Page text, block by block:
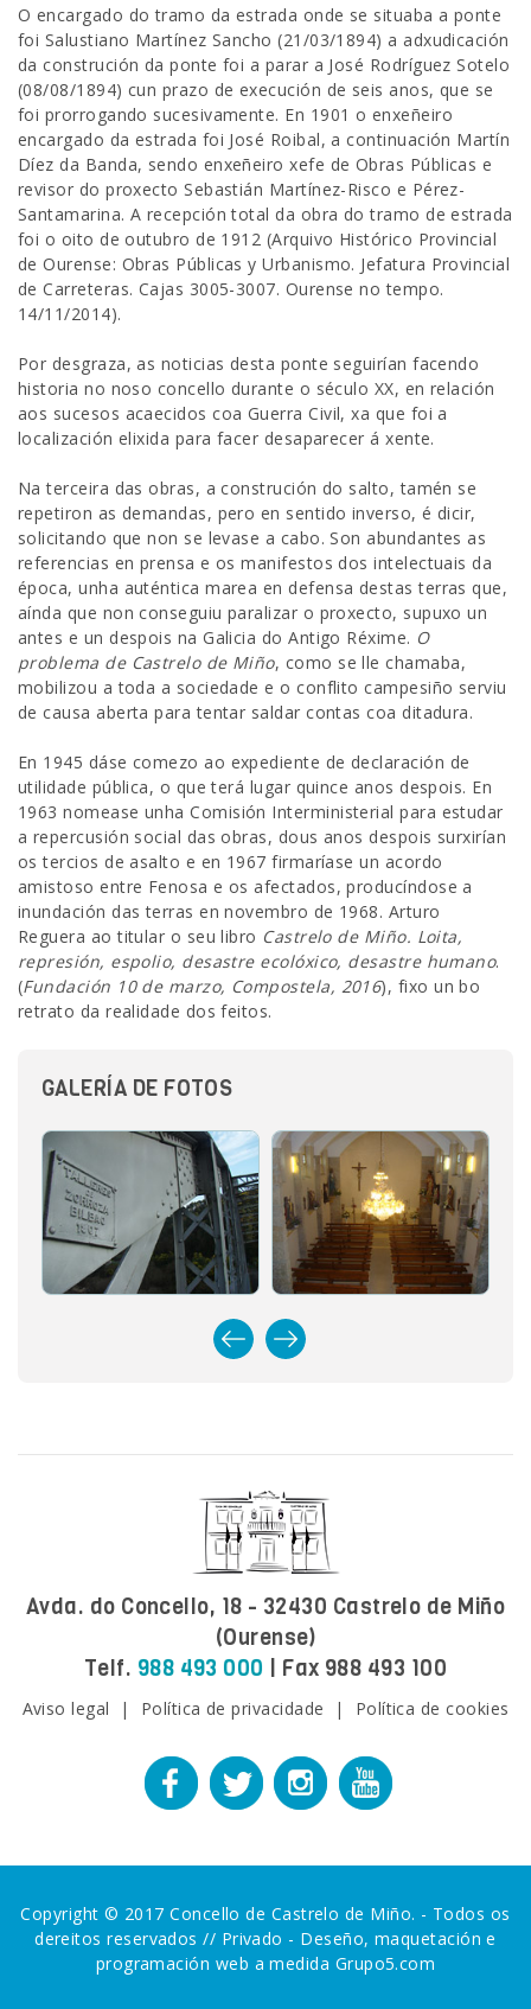
O encargado do tramo da estrada onde se situaba a ponte
foi Salustiano Martínez Sancho (21/03/1894) a adxudicación
da construción da ponte foi a parar a José Rodríguez Sotelo
(08/08/1894) cun prazo de execución de seis anos, que se
foi prorrogando sucesivamente. En 1901 o enxeñeiro
encargado da estrada foi José Roibal, a continuación Martín
Díez da Banda, sendo enxeñeiro xefe de Obras Públicas e
revisor do proxecto Sebastián Martínez-Risco e Pérez-
Santamarina. A recepción total da obra do tramo de estrada
foi o oito de outubro de 1912 (Arquivo Histórico Provincial
de Ourense: Obras Públicas y Urbanismo. Jefatura Provincial
de Carreteras. Cajas 3005-3007. Ourense no tempo.
14/11/2014).
Por desgraza, as noticias desta ponte seguirían facendo
historia no noso concello durante o século XX, en relación
aos sucesos acaecidos coa Guerra Civil, xa que foi a
localización elixida para facer desaparecer á xente.
Na terceira das obras, a construción do salto, tamén se
repetiron as demandas, pero en sentido inverso, é dicir,
solicitando que non se levase a cabo. Son abundantes as
referencias en prensa e os manifestos dos intelectuais da
época, unha auténtica marea en defensa destas terras que,
aínda que non conseguiu paralizar o proxecto, supuxo un
antes e un despois na Galicia do Antigo Réxime. O
problema de Castrelo de Miño, como se lle chamaba,
mobilizou a toda a sociedade e o conflito campesiño serviu
de causa aberta para tentar saldar contas coa ditadura.
En 1945 dáse comezo ao expediente de declaración de
utilidade pública, o que terá lugar quince anos despois. En
1963 nomease unha Comisión Interministerial para estudar
a repercusión social das obras, dous anos despois surxirían
os tercios de asalto e en 1967 firmaríase un acordo
amistoso entre Fenosa e os afectados, producíndose a
inundación das terras en novembro de 1968. Arturo
Reguera ao titular o seu libro Castrelo de Miño. Loita,
represión, espolio, desastre ecolóxico, desastre humano.
(Fundación 10 de marzo, Compostela, 2016), fixo un bo
retrato da realidade dos feitos.
GALERÍA DE FOTOS
Avda. do Concello, 18 - 32430 Castrelo de Miño
(Ourense)
Telf. 988 493 000 | Fax 988 493 100
Aviso legal | Política de privacidade | Política de cookies
Copyright © 2017 Concello de Castrelo de Miño. - Todos os
dereitos reservados // Privado - Deseño, maquetación e
programación web a medida Grupo5.com